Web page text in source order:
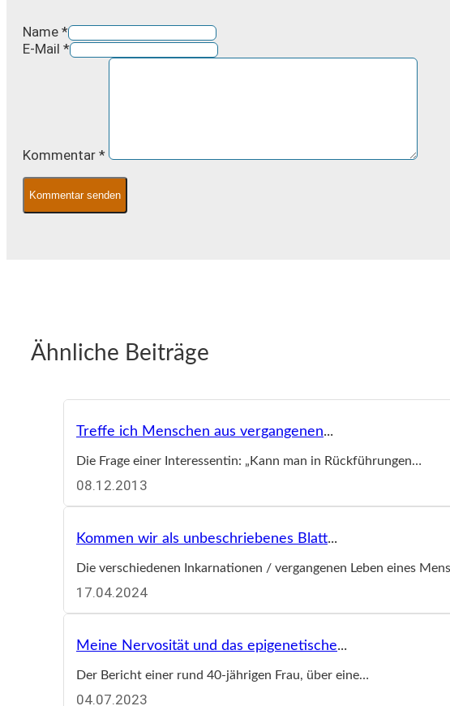
Name *
E-Mail *
Kommentar *
Ähnliche Beiträge
Treffe ich Menschen aus vergangenen...
Die Frage einer Interessentin: „Kann man in Rückführungen…
08.12.2013
Kommen wir als unbeschriebenes Blatt...
Die verschiedenen Inkarnationen / vergangenen Leben eines
17.04.2024
Meine Nervosität und das epigenetische...
Der Bericht einer rund 40-jährigen Frau, über eine…
04.07.2023